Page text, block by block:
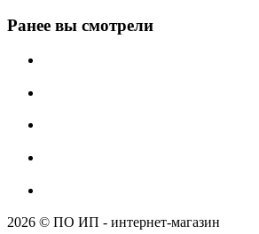
Ранее вы смотрели
2026 © ПО ИП - интернет-магазин